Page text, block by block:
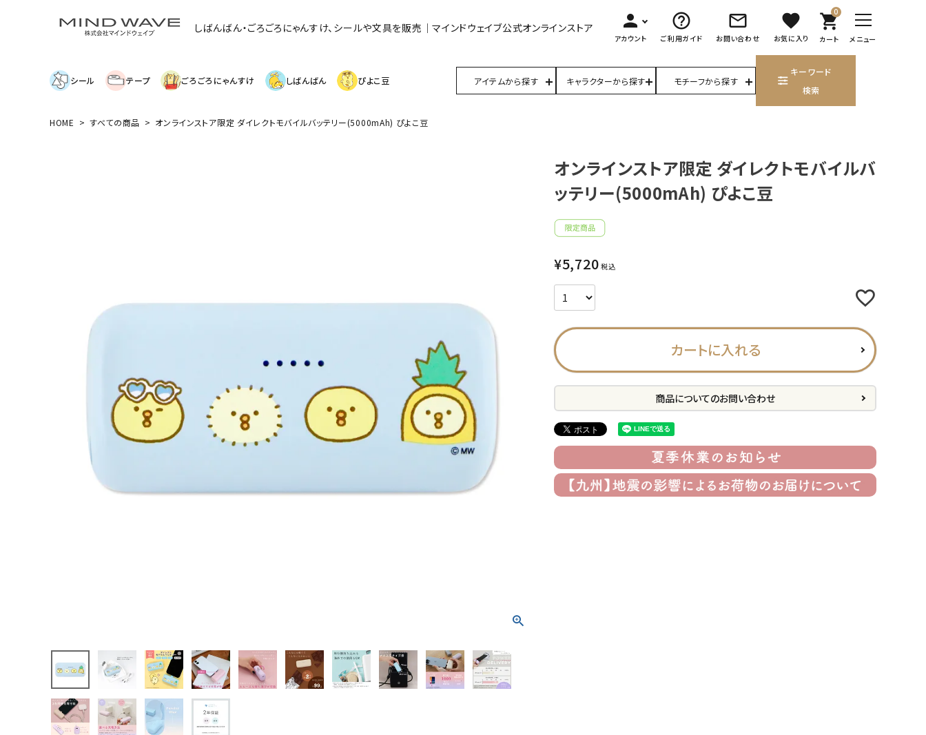
しばんばん・ごろごろにゃんすけ、シールや文具を販売｜マインドウェイブ公式オンラインストア person
アカウント
help_outline
ご利用ガイド
mail_outline
お問い合わせ
favorite
お気に入り
0
shopping_cart
カート メニュー
シール テープ ごろごろにゃんすけ しばんばん ぴよこ豆 アイテムから探す キャラクターから探す モチーフから探す
キーワード
検索
オンラインストア限定 ダイレクトモバイルバッテ
ご利用ガイド
よくあるご質問
HOME すべての商品 オンラインストア限定 ダイレクトモバイルバッテリー(5000mAh) ぴよこ豆
オンラインストア限定 ダイレクトモバイルバ
ッテリー(5000mAh) ぴよこ豆
¥5,720 税込
カートに入れる
商品についてのお問い合わせ